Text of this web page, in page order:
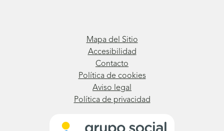
Mapa del Sitio
Accesibilidad
Contacto
Política de cookies
Aviso legal
Política de privacidad